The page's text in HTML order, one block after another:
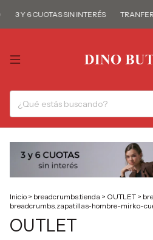
6 CUOTAS SIN INTERÉS
Inicio > breadcrumbs.tienda > OUTLET >
breadcrumbs.zapatillas-hombre-mirko-
OUTLET